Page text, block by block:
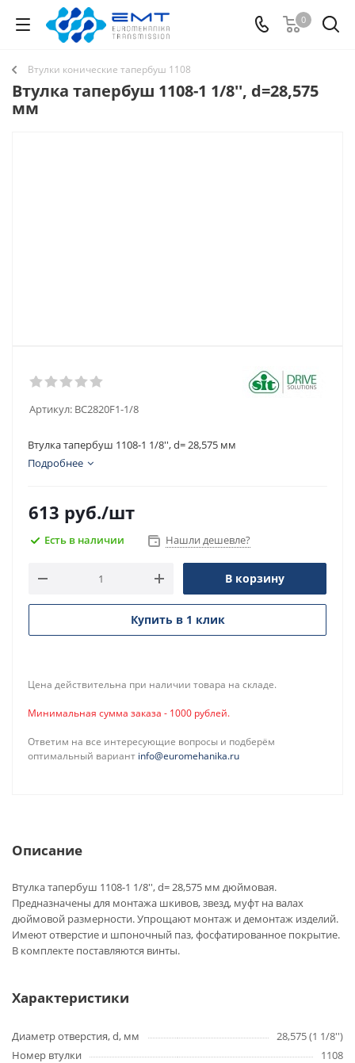
0
Втулки конические тапербуш 1108
Втулка тапербуш 1108-1 1/8'', d=28,575
мм
Артикул: BC2820F1-1/8
Втулка тапербуш 1108-1 1/8'', d= 28,575 мм
Подробнее
613 руб./шт
Есть в наличии Нашли дешевле?
В корзину
Купить в 1 клик
Цена действительна при наличии товара на складе.
Минимальная сумма заказа - 1000 рублей.
Ответим на все интересующие вопросы и подберём
оптимальный вариант info@euromehanika.ru
Описание
Втулка тапербуш 1108-1 1/8'', d= 28,575 мм дюймовая.
Предназначены для монтажа шкивов, звезд, муфт на валах
дюймовой размерности. Упрощают монтаж и демонтаж изделий.
Имеют отверстие и шпоночный паз, фосфатированное покрытие.
В комплекте поставляются винты.
Характеристики
Диаметр отверстия, d, мм
28,575 (1 1/8'')
Номер втулки
1108